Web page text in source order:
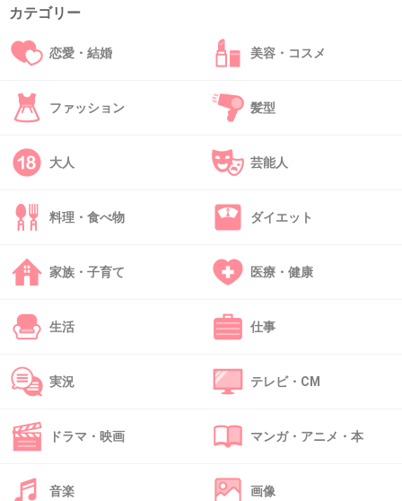
お年玉を奪う親に金額を騙す子か…
+9
親のウンコを食べたら親孝行と言われる国。
親のウンコなんか食べさせられたら、裏切りたくなるわw
+9
43. 匿名
お金を裸で渡すってのがいかにも韓国っぽいね
44. 匿名
カテゴリー
恋愛・結婚 美容・コスメ
ファッション 髪型
大人 芸能人
料理・食べ物 ダイエット
家族・子育て 医療・健康
生活 仕事
実況 テレビ・CM
ドラマ・映画 マンガ・アニメ・本
音楽 画像